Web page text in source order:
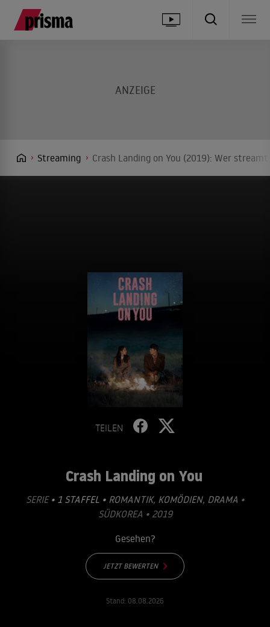
Streaming Crash Landing on You (2019): Wer
TEILEN
Crash Landing on You
SERIE • 1 STAFFEL • ROMANTIK, KOMÖDIEN, DRAMA •
SÜDKOREA • 2019
Gesehen?
JETZT BEWERTEN
Stand: 08.08.2026